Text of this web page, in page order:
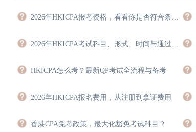
HKICPA怎么考？最新QP考试全流程与备考
2026年HKICPA报名费用，从注册到拿证费用
香港CPA免考政策，最大化豁免考试科目？